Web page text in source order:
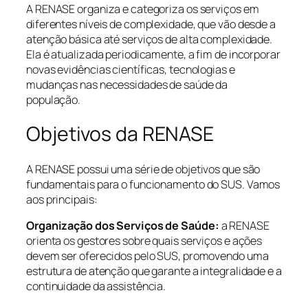
A RENASE organiza e categoriza os serviços em
diferentes níveis de complexidade, que vão desde a
atenção básica até serviços de alta complexidade.
Ela é atualizada periodicamente, a fim de incorporar
novas evidências científicas, tecnologias e
mudanças nas necessidades de saúde da
população.
Objetivos da RENASE
A RENASE possui uma série de objetivos que são
fundamentais para o funcionamento do SUS. Vamos
aos principais:
Organização dos Serviços de Saúde: a RENASE
orienta os gestores sobre quais serviços e ações
devem ser oferecidos pelo SUS, promovendo uma
estrutura de atenção que garante a integralidade e a
continuidade da assistência.